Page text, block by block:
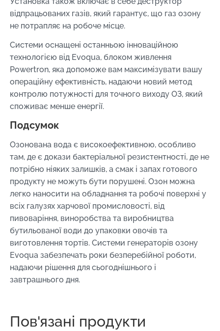
відпрацьованих газів, який гарантує, що газ озону
не потрапляє на робоче місце.
Системи оснащені останньою інноваційною
технологією від Evoqua, блоком живлення
Powertron, яка допоможе вам максимізувати вашу
операційну ефективність, надаючи новий метод
контролю потужності для точного виходу O3, який
споживає менше енергії.
Подсумок
Озонована вода є високоефективною, особливо
там, де є докази бактеріальної резистентності, де не
потрібно ніяких залишків, а смак і запах готового
продукту не можуть бути порушені. Озон можна
легко наносити на обладнання та робочі поверхні у
всіх галузях харчової промисловості, від
пивоваріння, виноробства та виробництва
бутильованої води до упаковки овочів та
виготовлення тортів. Системи генераторів озону
Evoqua забезпечать роки безперебійної роботи,
надаючи рішення для сьогоднішнього і
завтрашнього дня.
Пов'язані продукти